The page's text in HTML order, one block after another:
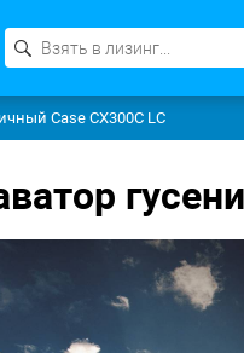
Case CX300C LC
Case CX300C LC